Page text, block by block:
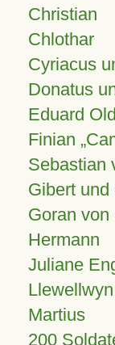
Christian
Chlothar
Cyriacus
Donatus
Eduard
Finian
Sebastian
Gibert und
Goran von
Hermann
Juliane
Martius
200